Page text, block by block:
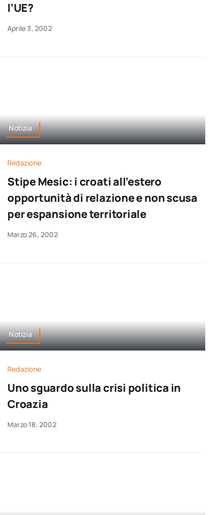
l’UE?
Aprile 3, 2002
Notizia
Redazione
Stipe Mesic: i croati all’estero
opportunità di relazione e non scusa
per espansione territoriale
Marzo 26, 2002
Notizia
Redazione
Uno sguardo sulla crisi politica in
Croazia
Marzo 18, 2002